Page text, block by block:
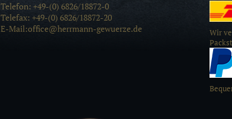
Telefon: +49-(0) 6826/18872-0
Telefax: +49-(0) 6826/18872-20
E-Mail:office@herrmann-gewuerze.de
Wir